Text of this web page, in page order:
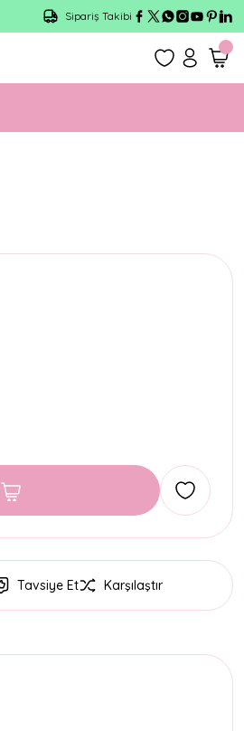
Sipariş Takibi
Tavsiye Et Karşılaştır